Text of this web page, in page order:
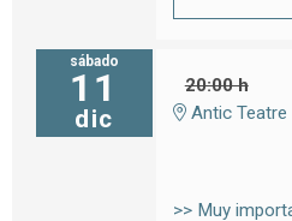
sábado
11
dic
20:00 h
Antic Teatre
>> Muy